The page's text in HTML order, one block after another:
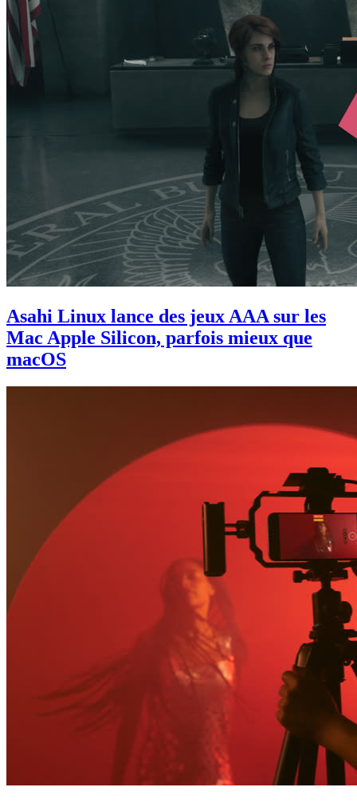
Asahi Linux lance des jeux AAA sur les
Mac Apple Silicon, parfois mieux que
macOS